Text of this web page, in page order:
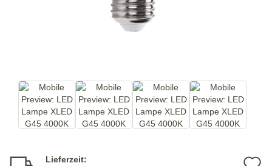
Lieferzeit: